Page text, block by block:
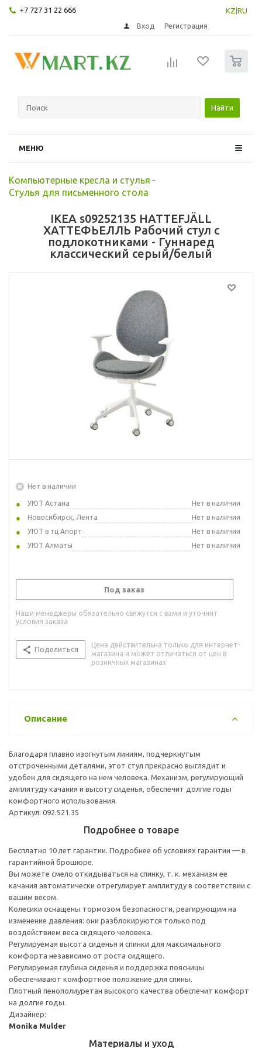
+7 727 31 22 666 KZ RU
Вход Регистрация
Найти
МЕНЮ
Компьютерные кресла и стулья -
Стулья для письменного стола
IKEA s09252135 HATTEFJÄLL
ХАТТЕФЬЕЛЛЬ Рабочий стул с
подлокотниками - Гуннаред
классический серый/белый
Нет в наличии
УЮТ Астана
Нет в наличии
Новосибирск, Лента
Нет в наличии
УЮТ в тц Апорт
Нет в наличии
УЮТ Алматы
Нет в наличии
Под заказ
Наши менеджеры обязательно свяжутся с вами и уточнят
условия заказа
Поделиться
Цена действительна только для интернет-
магазина и может отличаться от цен в
розничных магазинах
Описание
Благодаря плавно изогнутым линиям, подчеркнутым
отстроченными деталями, этот стул прекрасно выглядит и
удобен для сидящего на нем человека. Механизм, регулирующий
амплитуду качания и высоту сиденья, обеспечит долгие годы
комфортного использования.
Артикул: 092.521.35
Подробнее о товаре
Бесплатно 10 лет гарантии. Подробнее об условиях гарантии — в
гарантийной брошюре.
Вы можете смело откидываться на спинку, т. к. механизм ее
качания автоматически отрегулирует амплитуду в соответствии с
вашим весом.
Колесики оснащены тормозом безопасности, реагирующим на
изменение давления: они разблокируются только под
воздействием веса сидящего человека.
Регулируемая высота сиденья и спинки для максимального
комфорта независимо от роста сидящего.
Регулируемая глубина сиденья и поддержка поясницы
обеспечивают комфортное положение для спины.
Плотный пенополиуретан высокого качества обеспечит комфорт
на долгие годы.
Дизайнер:
Monika Mulder
Материалы и уход